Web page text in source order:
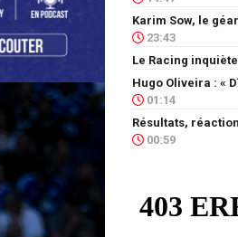
23:43
Le Racing inquiète
01:14
00:59